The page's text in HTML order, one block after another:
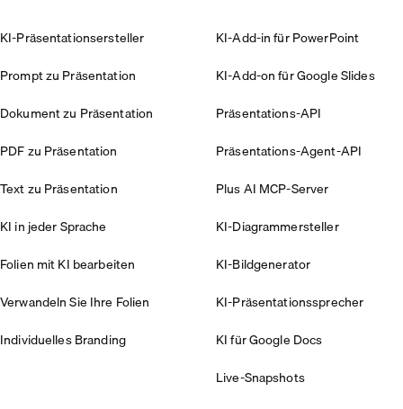
KI-Präsentationsersteller
Prompt zu Präsentation
Dokument zu Präsentation
PDF zu Präsentation
Text zu Präsentation
KI in jeder Sprache
Folien mit KI bearbeiten
Verwandeln Sie Ihre Folien
Individuelles Branding
KI-Add-in für PowerPoint
KI-Add-on für Google Slides
Präsentations-API
Präsentations-Agent-API
Plus AI MCP-Server
KI-Diagrammersteller
KI-Bildgenerator
KI-Präsentationssprecher
KI für Google Docs
Live-Snapshots